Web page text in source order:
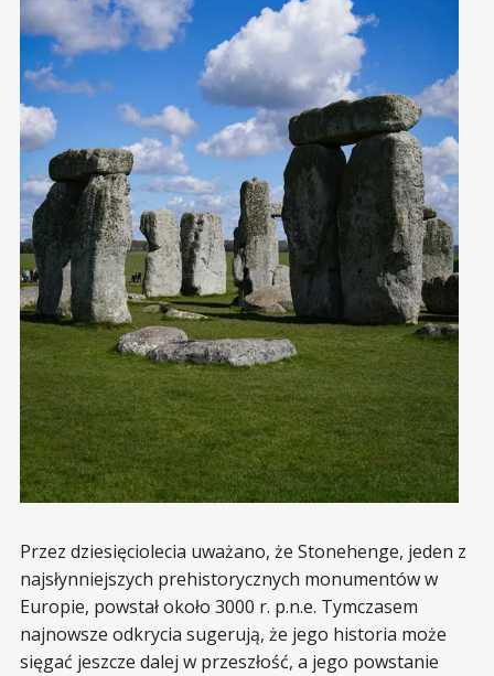
Przez dziesięciolecia uważano, że Stonehenge, jeden z
najsłynniejszych prehistorycznych monumentów w
Europie, powstał około 3000 r. p.n.e. Tymczasem
najnowsze odkrycia sugerują, że jego historia może
sięgać jeszcze dalej w przeszłość, a jego powstanie